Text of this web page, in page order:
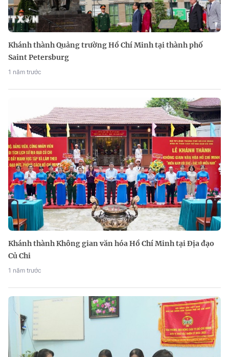
Khánh thành Quảng trường Hồ Chí Minh tại thành phố
Saint Petersburg
1 năm trước
Khánh thành Không gian văn hóa Hồ Chí Minh tại Địa đạo
Củ Chi
1 năm trước